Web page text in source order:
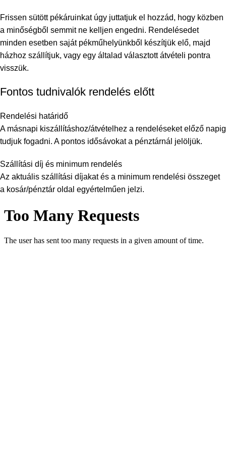
Frissen sütött pékáruinkat úgy juttatjuk el hozzád, hogy közben
a minőségből semmit ne kelljen engedni. Rendelésedet
minden esetben saját pékműhelyünkből készítjük elő, majd
házhoz szállítjuk, vagy egy általad választott átvételi pontra
visszük.
Fontos tudnivalók rendelés előtt
Rendelési határidő
A másnapi kiszállításhoz/átvételhez a rendeléseket előző napig
tudjuk fogadni. A pontos idősávokat a pénztárnál jelöljük.
Szállítási díj és minimum rendelés
Az aktuális szállítási díjakat és a minimum rendelési összeget
a kosár/pénztár oldal egyértelműen jelzi.